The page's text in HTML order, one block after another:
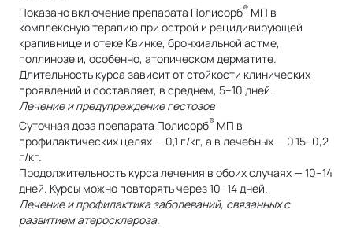
Показано включение препарата Полисорб® МП в
комплексную терапию при острой и рецидивирующей
крапивнице и отеке Квинке, бронхиальной астме,
поллинозе и, особенно, атопическом дерматите.
Длительность курса зависит от стойкости клинических
проявлений и составляет, в среднем, 5–10 дней.
Лечение и предупреждение гестозов
Суточная доза препарата Полисорб® МП в
профилактических целях — 0,1 г/кг, а в лечебных — 0,15–0,2
г/кг.
Продолжительность курса лечения в обоих случаях — 10–14
дней. Курсы можно повторять через 10–14 дней.
Лечение и профилактика заболеваний, связанных с
развитием атеросклероза.